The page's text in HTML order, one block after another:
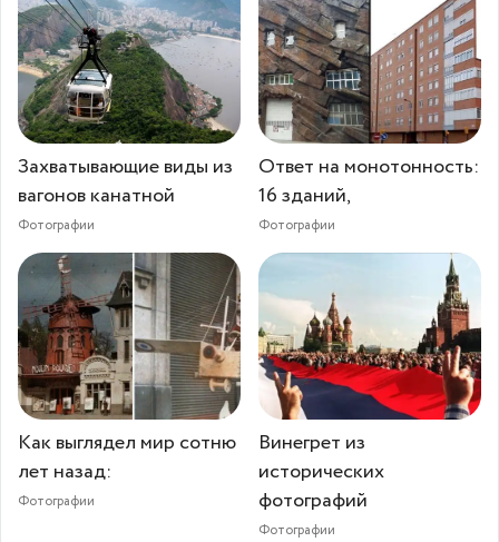
Захватывающие виды из
вагонов канатной
Фотографии
Ответ на монотонность:
16 зданий,
Фотографии
Как выглядел мир сотню
лет назад:
Фотографии
Винегрет из
исторических
фотографий
Фотографии